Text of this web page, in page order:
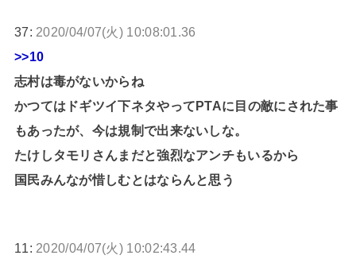
37: 2020/04/07(火) 10:08:01.36
>>10
志村は毒がないからね
かつてはドギツイ下ネタやってPTAに目の敵にされた事
もあったが、今は規制で出来ないしな。
たけしタモリさんまだと強烈なアンチもいるから
国民みんなが惜しむとはならんと思う
11: 2020/04/07(火) 10:02:43.44